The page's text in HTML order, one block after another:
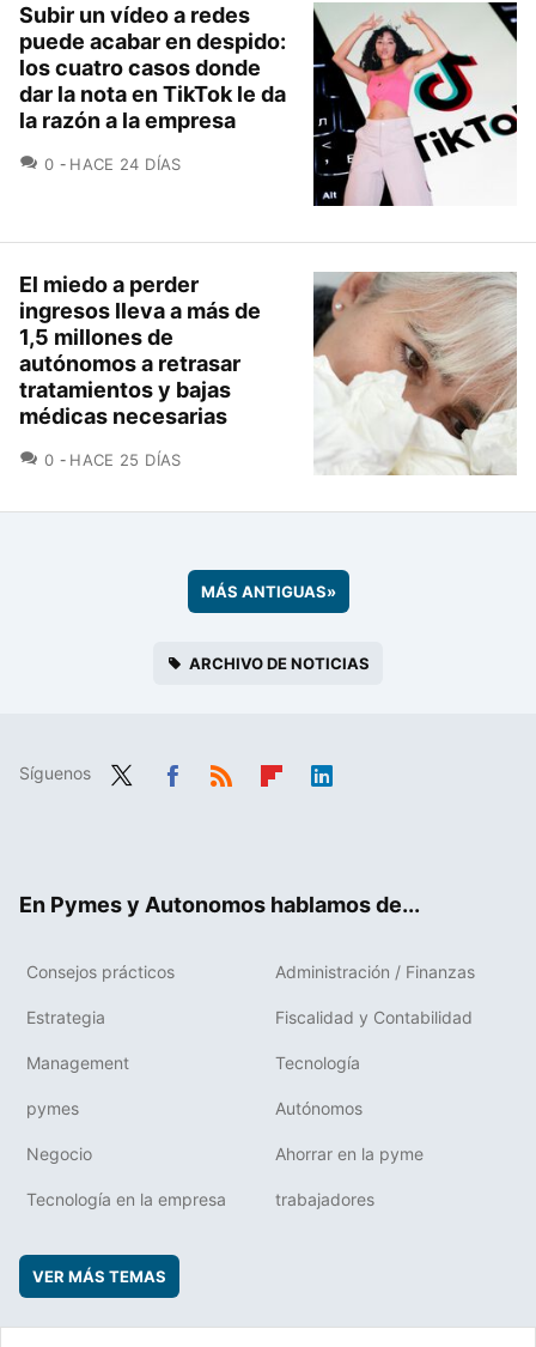
Subir un vídeo a redes
puede acabar en despido:
los cuatro casos donde
dar la nota en TikTok le da
la razón a la empresa
0 COMENTARIOS
HACE 24 DÍAS
El miedo a perder
ingresos lleva a más de
1,5 millones de
autónomos a retrasar
tratamientos y bajas
médicas necesarias
0 COMENTARIOS
HACE 25 DÍAS
MÁS ANTIGUAS»
ARCHIVO DE NOTICIAS
Síguenos
En Pymes y Autonomos hablamos de...
Consejos prácticos Administración / Finanzas
Estrategia Fiscalidad y Contabilidad
Management Tecnología
pymes Autónomos
Negocio Ahorrar en la pyme
Tecnología en la empresa trabajadores
VER MÁS TEMAS